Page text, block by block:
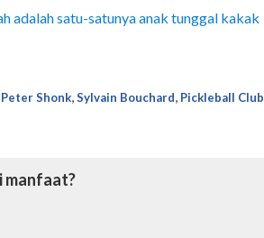
adalah satu-satunya anak tunggal kakak
Peter Shonk,Sylvain Bouchard, Pickleball Club
manfaat?